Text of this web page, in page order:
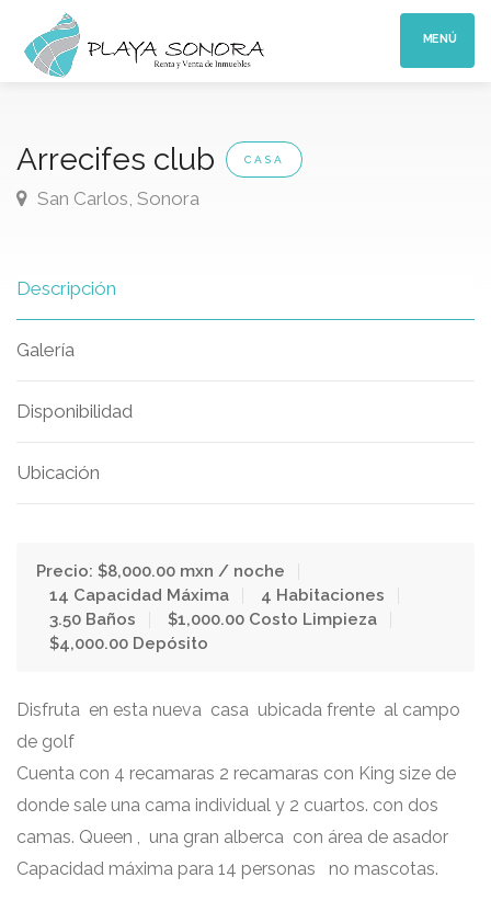
MENÚ
Arrecifes club CASA
San Carlos, Sonora
Descripción
Galería
Disponibilidad
Ubicación
Precio: $8,000.00 mxn / noche
14 Capacidad Máxima
4 Habitaciones
3.50 Baños
$1,000.00 Costo Limpieza
$4,000.00 Depósito
Disfruta en esta nueva casa ubicada frente al campo
de golf
Cuenta con 4 recamaras 2 recamaras con King size de
donde sale una cama individual y 2 cuartos. con dos
camas. Queen , una gran alberca con área de asador
Capacidad máxima para 14 personas no mascotas.